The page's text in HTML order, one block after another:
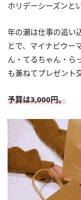
ホリデーシーズンと
年の瀬は仕事の追い
とで、マイナビウー
ん・てるちゃん・ら
も兼ねてプレゼント
予算は3,000円。